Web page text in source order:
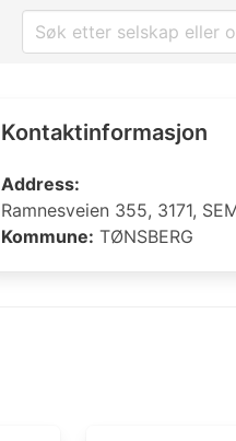
Kontaktinformasjon
Address:
Ramnesveien 355, 3171,
Kommune: TØNSBERG